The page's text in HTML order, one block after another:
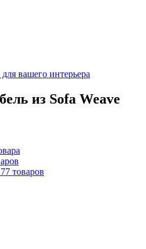
вашего интерьера
из Sofa Weave
товаров